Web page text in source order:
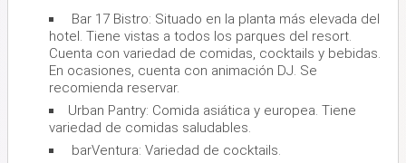
Bar 17 Bistro: Situado en la planta más elevada del
hotel. Tiene vistas a todos los parques del resort.
Cuenta con variedad de comidas, cocktails y bebidas.
En ocasiones, cuenta con animación DJ. Se
recomienda reservar.
Urban Pantry: Comida asiática y europea. Tiene
variedad de comidas saludables.
barVentura: Variedad de cocktails.